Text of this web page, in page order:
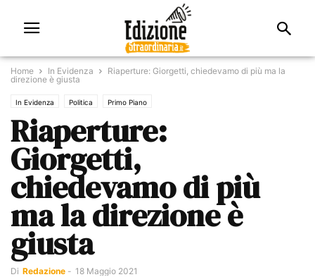
Home In Evidenza
Riaperture: Giorgetti, chiedevamo di più ma la
direzione è giusta
In Evidenza Politica Primo Piano
Riaperture:
Giorgetti,
chiedevamo di più
ma la direzione è
giusta
Di Redazione - 18 Maggio 2021